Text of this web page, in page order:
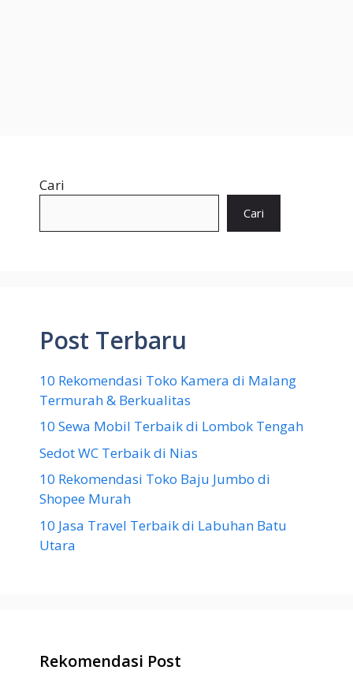
Cari
Cari
Post Terbaru
10 Rekomendasi Toko Kamera di Malang
Termurah & Berkualitas
10 Sewa Mobil Terbaik di Lombok Tengah
Sedot WC Terbaik di Nias
10 Rekomendasi Toko Baju Jumbo di
Shopee Murah
10 Jasa Travel Terbaik di Labuhan Batu
Utara
Rekomendasi Post